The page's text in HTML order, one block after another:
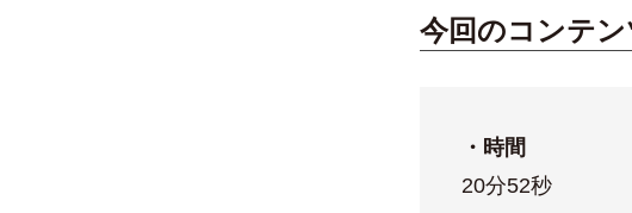
今回のコンテ
・時間
20分52秒